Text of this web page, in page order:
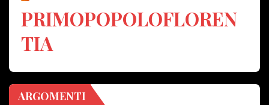
PRIMOPOPOLOFLOREN
TIA
ARGOMENTI